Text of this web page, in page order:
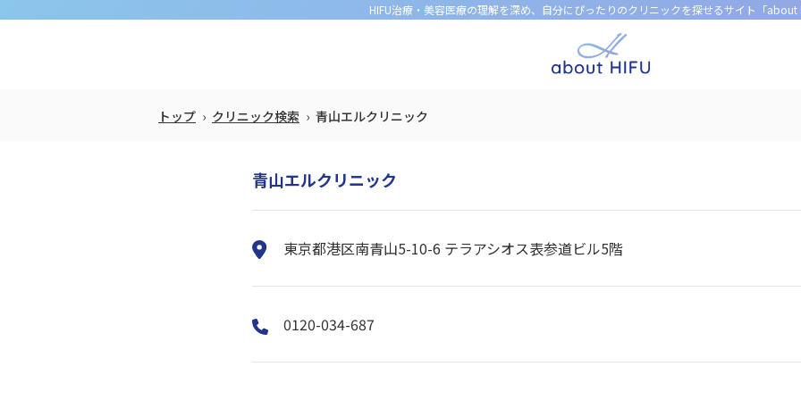
HIFU治療・美容医療の理解を深め、 自分にぴったりのクリニックを探せるサイト「about
トップ クリニック検索 青山エルクリニック
青山エルクリニック
東京都港区南青山5-10-6 テラアシオス表参道ビル5階
0120-034-687